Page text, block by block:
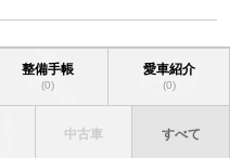
整備手帳
(0)
愛車紹介
(0)
中古車 すべて